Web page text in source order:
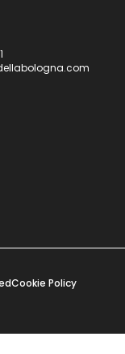
Cookie Policy